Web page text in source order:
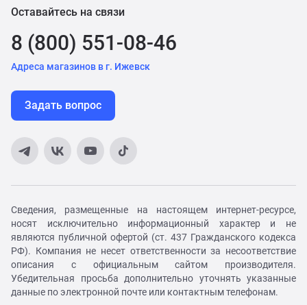
Оставайтесь на связи
8 (800) 551-08-46
Адреса магазинов в г. Ижевск
Задать вопрос
Сведения, размещенные на настоящем интернет-ресурсе,
носят исключительно информационный характер и не
являются публичной офертой (ст. 437 Гражданского кодекса
РФ). Компания не несет ответственности за несоответствие
описания с официальным сайтом производителя.
Убедительная просьба дополнительно уточнять указанные
данные по электронной почте или контактным телефонам.